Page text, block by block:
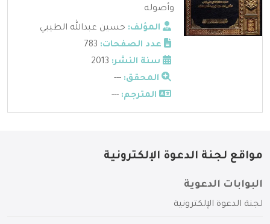
وأصوله
المؤلف: حسين عبدالله الطيبي
عدد الصفحات:
سنة النشر:
المحقق: ---
المترجم: ---
مواقع لجنة الدعوة الإلكترونية
البوابات الدعوية
لجنة الدعوة الإلكترونية